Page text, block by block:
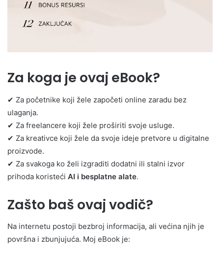
Za koga je ovaj eBook?
✔ Za početnike koji žele započeti online zaradu bez
ulaganja.
✔ Za freelancere koji žele proširiti svoje usluge.
✔ Za kreativce koji žele da svoje ideje pretvore u digitalne
proizvode.
✔ Za svakoga ko želi izgraditi dodatni ili stalni izvor
prihoda koristeći AI i besplatne alate.
Zašto baš ovaj vodič?
Na internetu postoji bezbroj informacija, ali većina njih je
površna i zbunjujuća. Moj eBook je: